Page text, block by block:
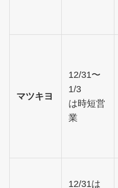
マツキヨ
12/31〜
1/3
は時短営
業
12/31は